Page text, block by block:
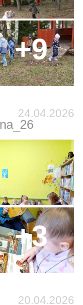
+9
24.04.2026
+3
20.04.2026